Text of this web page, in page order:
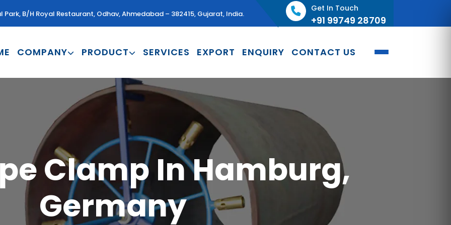
Park, B/H Royal Restaurant, Odhav, Ahmedabad – 382415, Gujarat, India.
Get In Touch
+91 99749 28709
COMPANY PRODUCT SERVICES EXPORT ENQUIRY CONTACT US
Clamp In Hamburg,
Germany